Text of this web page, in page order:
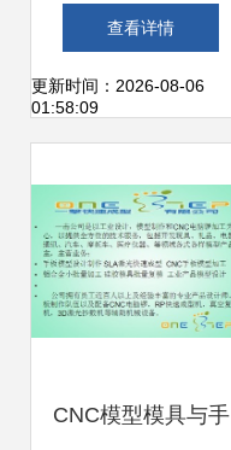
心理咨询网站的设
计与开发
查看详情
更新时间：2026-08-06
01:58:09
CNC模型模具与手